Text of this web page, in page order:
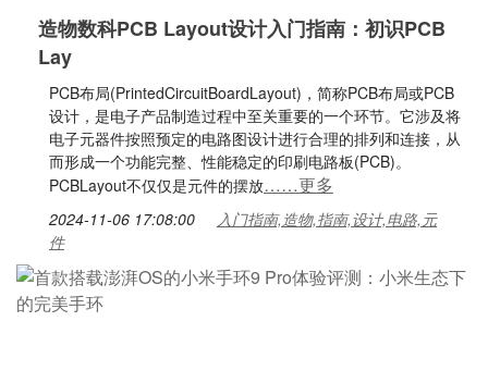
造物数科PCB Layout设计入门指南：初识PCB
Lay
PCB布局(PrintedCircuitBoardLayout)，简称PCB布局或PCB
设计，是电子产品制造过程中至关重要的一个环节。它涉及将
电子元器件按照预定的电路图设计进行合理的排列和连接，从
而形成一个功能完整、性能稳定的印刷电路板(PCB)。
PCBLayout不仅仅是元件的摆放……更多
2024-11-06 17:08:00
入门指南,造物,指南,设计,电路,元
件